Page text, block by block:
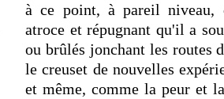
à ce point, à pareil niveau,
atroce et répugnant qu'il a
ou brûlés jonchant les routes
le creuset de nouvelles
et même, comme la peur et